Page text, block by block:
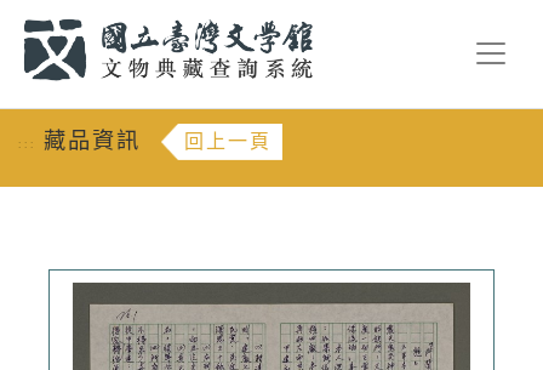
::: 藏品資訊 回上一頁